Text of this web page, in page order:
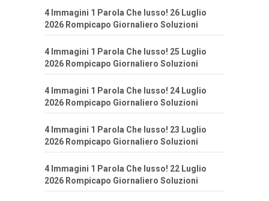
4 Immagini 1 Parola Che lusso! 26 Luglio
2026 Rompicapo Giornaliero Soluzioni
4 Immagini 1 Parola Che lusso! 25 Luglio
2026 Rompicapo Giornaliero Soluzioni
4 Immagini 1 Parola Che lusso! 24 Luglio
2026 Rompicapo Giornaliero Soluzioni
4 Immagini 1 Parola Che lusso! 23 Luglio
2026 Rompicapo Giornaliero Soluzioni
4 Immagini 1 Parola Che lusso! 22 Luglio
2026 Rompicapo Giornaliero Soluzioni